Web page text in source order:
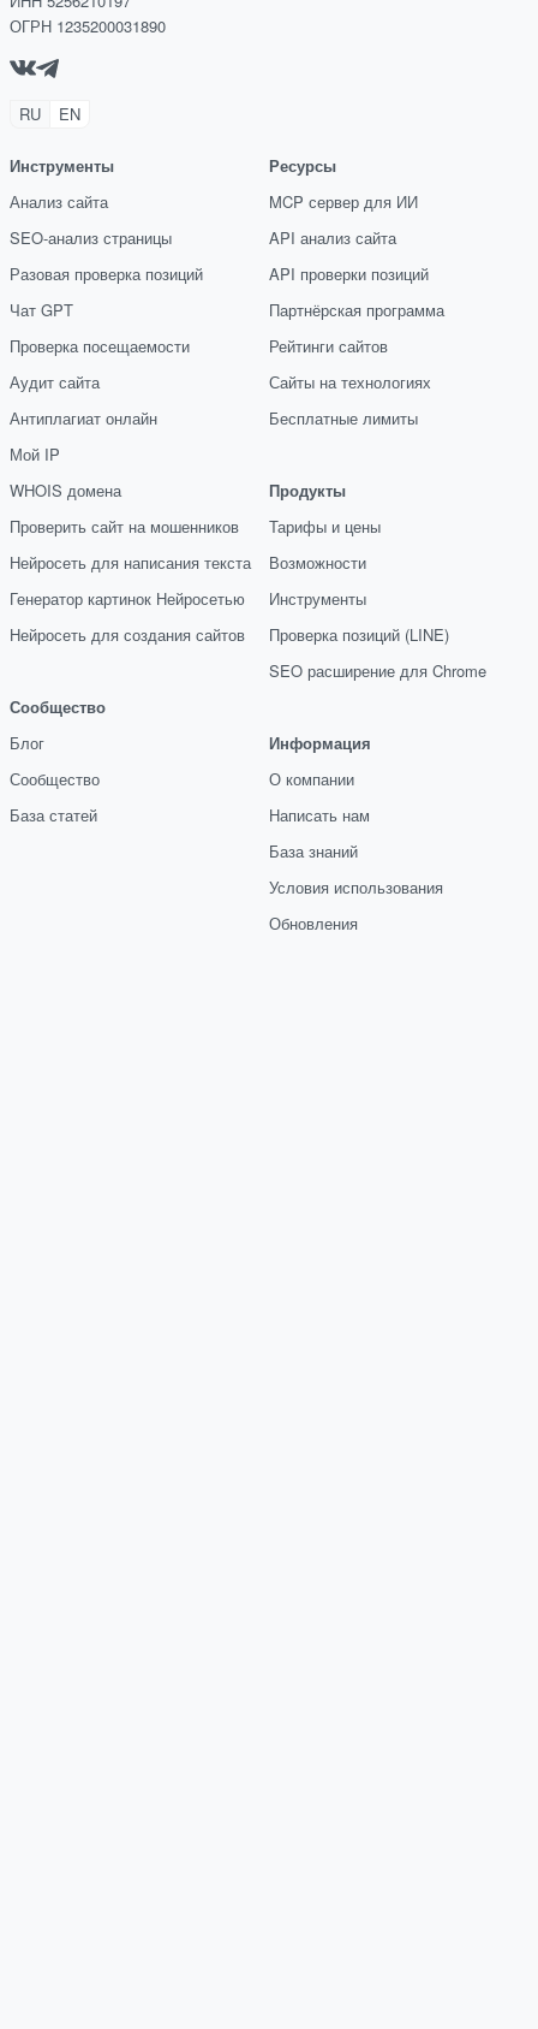
ОГРН 1235200031890
RU EN
Инструменты
Анализ сайта
SEO-анализ страницы
Разовая проверка позиций
Чат GPT
Проверка посещаемости
Аудит сайта
Антиплагиат онлайн
Мой IP
WHOIS домена
Проверить сайт на мошенников
Нейросеть для написания текста
Генератор картинок Нейросетью
Нейросеть для создания сайтов
Сообщество
Блог
Сообщество
База статей
Ресурсы
MCP сервер для ИИ
API анализ сайта
API проверки позиций
Партнёрская программа
Рейтинги сайтов
Сайты на технологиях
Бесплатные лимиты
Продукты
Тарифы и цены
Возможности
Инструменты
Проверка позиций (LINE)
SEO расширение для Chrome
Информация
О компании
Написать нам
База знаний
Условия использования
Обновления